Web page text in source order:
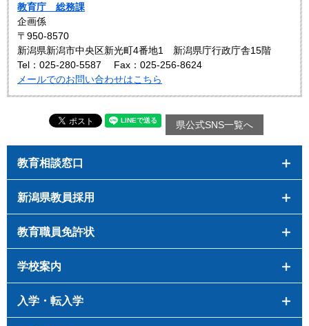
教育庁 総務課
企画係
〒950-8570
新潟県新潟市中央区新光町4番地1 新潟県庁行政庁舎15階
Tel：025-280-5587
Fax：025-256-8624
メールでのお問い合わせはこちら
県公式SNS一覧へ
教育相談窓口
新潟県教員採用
教育職員免許状
学校案内
入学・転入学